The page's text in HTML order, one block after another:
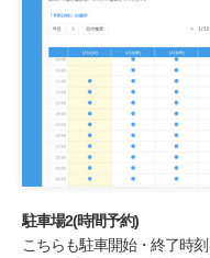
駐車場2(時間予約)
こちらも駐車開始・終了時